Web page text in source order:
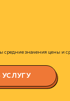
значения цены и
УСЛУГУ